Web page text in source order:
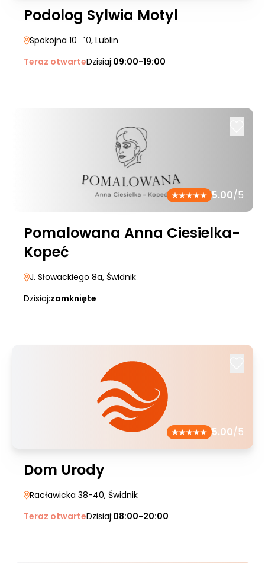
Podolog Sylwia Motyl
Spokojna 10 | 10, Lublin
Teraz otwarteDzisiaj:09:00-19:00
5.00/5
Pomalowana Anna Ciesielka-
Kopeć
J. Słowackiego 8a, Świdnik
Dzisiaj:zamknięte
5.00/5
Dom Urody
Racławicka 38-40, Świdnik
Teraz otwarteDzisiaj:08:00-20:00